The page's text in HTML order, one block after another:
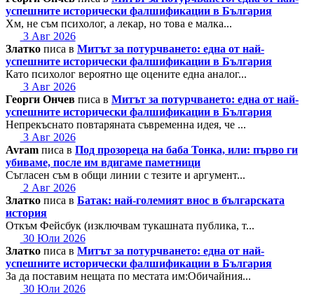
успешните исторически фалшификации в България
Хм, не съм психолог, а лекар, но това е малка...
3 Авг 2026
Златко писа в Митът за потурчването: една от най-
успешните исторически фалшификации в България
Като психолог вероятно ще оцените една аналог...
3 Авг 2026
Георги Ончев писа в Митът за потурчването: една от най-
успешните исторически фалшификации в България
Непрекъснато повтаряната съвременна идея, че ...
3 Авг 2026
Avram писа в Под прозореца на баба Тонка, или: първо ги
убиваме, после им вдигаме паметници
Съгласен съм в общи линии с тезите и аргумент...
2 Авг 2026
Златко писа в Батак: най-големият внос в българската
история
Откъм Фейсбук (изключвам тукашната публика, т...
30 Юли 2026
Златко писа в Митът за потурчването: една от най-
успешните исторически фалшификации в България
За да поставим нещата по местата им:Обичайния...
30 Юли 2026